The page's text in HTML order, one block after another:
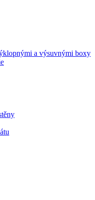
a výsuvnými boxy